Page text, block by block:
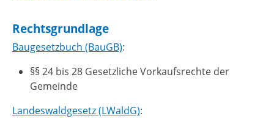
Rechtsgrundlage
Baugesetzbuch (BauGB):
§§ 24 bis 28 Gesetzliche Vorkaufsrechte der
Gemeinde
Landeswaldgesetz (LWaldG):